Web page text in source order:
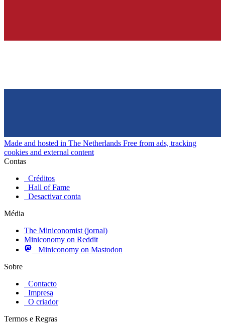
Made and hosted in The Netherlands Free from ads, tracking
cookies and external content
Contas
Créditos
Hall of Fame
Desactivar conta
Média
The Miniconomist (jornal)
Miniconomy on Reddit
Miniconomy on Mastodon
Sobre
Contacto
Impresa
O criador
Termos e Regras